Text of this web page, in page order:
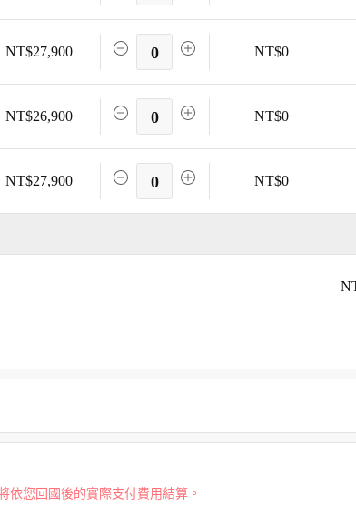
NT$27,900 0 NT$0
NT$26,900 0 NT$0
NT$27,900 0 NT$0
依您回國後的實際支付費用結算。